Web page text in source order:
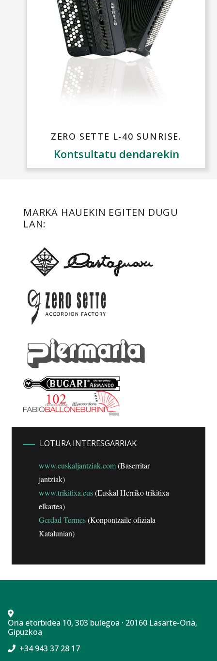
ZERO SETTE L-40 SUNRISE.
Kontsultatu dendarekin
MARKA HAUEKIN EGITEN DUGU
LAN:
LOTURA INTERESGARRIAK
www.euskaljantziak.com(Baserritar
jantziak)
www.trikitixa.eus(Euskal Herriko trikitixa
elkartea)
Gerdad Termes(Konpontzaile ofiziala
Katalunian)
Oria etorbidea 10, 303 bulegoa · 20160 Lasarte-Oria,
Gipuzkoa
+34 943 37 28 17